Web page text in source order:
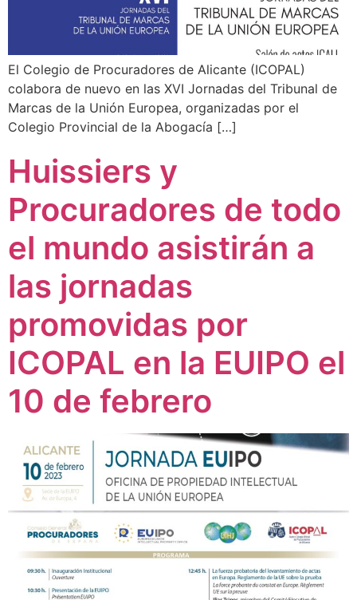
El Colegio de Procuradores de Alicante (ICOPAL)
colabora de nuevo en las XVI Jornadas del Tribunal de
Marcas de la Unión Europea, organizadas por el
Colegio Provincial de la Abogacía […]
Huissiers y
Procuradores de todo
el mundo asistirán a
las jornadas
promovidas por
ICOPAL en la EUIPO el
10 de febrero